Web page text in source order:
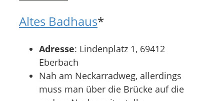
Altes Badhaus*
Adresse: Lindenplatz 1, 69412
Eberbach
Nah am Neckarradweg, allerdings
muss man über die Brücke auf die